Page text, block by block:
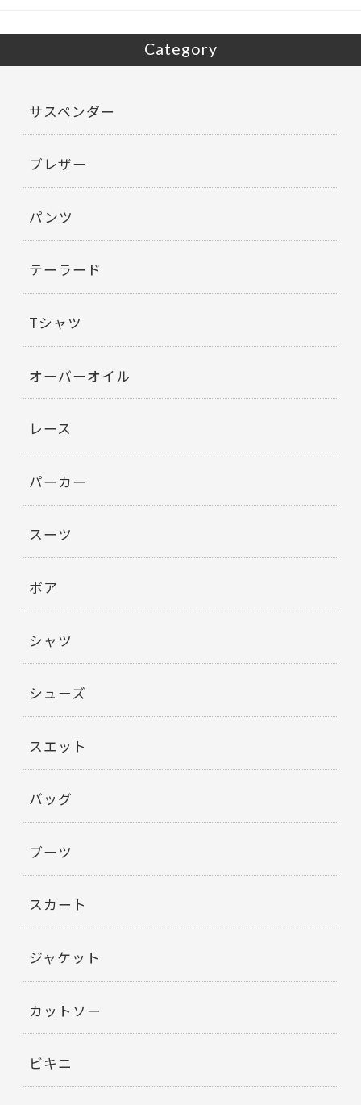
Category
サスペンダー
ブレザー
パンツ
テーラード
Tシャツ
オーバーオイル
レース
パーカー
スーツ
ボア
シャツ
シューズ
スエット
バッグ
ブーツ
スカート
ジャケット
カットソー
ビキニ